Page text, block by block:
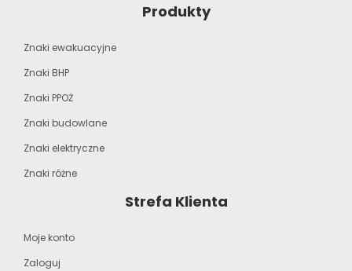
Produkty
Znaki ewakuacyjne
Znaki BHP
Znaki PPOŻ
Znaki budowlane
Znaki elektryczne
Znaki różne
Strefa Klienta
Moje konto
Zaloguj